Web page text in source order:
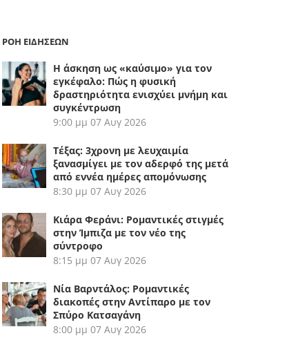
ΡΟΗ ΕΙΔΗΣΕΩΝ
Η άσκηση ως «καύσιμο» για τον
εγκέφαλο: Πώς η φυσική
δραστηριότητα ενισχύει μνήμη και
συγκέντρωση
9:00 μμ 07 Αυγ 2026
Τέξας: 3χρονη με λευχαιμία
ξανασμίγει με τον αδερφό της μετά
από εννέα ημέρες απομόνωσης
8:30 μμ 07 Αυγ 2026
Κιάρα Φεράνι: Ρομαντικές στιγμές
στην Ίμπιζα με τον νέο της
σύντροφο
8:15 μμ 07 Αυγ 2026
Νία Βαρντάλος: Ρομαντικές
διακοπές στην Αντίπαρο με τον
Σπύρο Κατσαγάνη
8:00 μμ 07 Αυγ 2026